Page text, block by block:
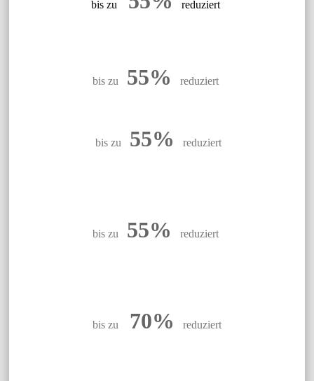
bis zu reduziert
bis zu 55% reduziert
bis zu 55% reduziert
bis zu 55% reduziert
bis zu 70% reduziert